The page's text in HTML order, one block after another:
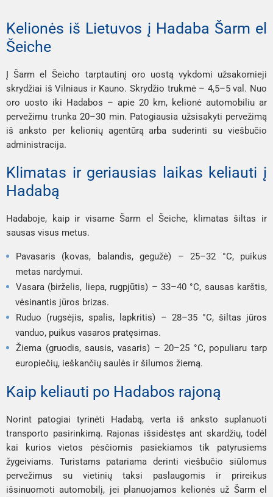
Kelionės iš Lietuvos į Hadaba Šarm el
Šeiche
Į Šarm el Šeicho tarptautinį oro uostą vykdomi užsakomieji
skrydžiai iš Vilniaus ir Kauno. Skrydžio trukmė – 4,5–5 val. Nuo
oro uosto iki Hadabos – apie 20 km, kelionė automobiliu ar
pervežimu trunka 20–30 min. Patogiausia užsisakyti pervežimą
iš anksto per kelionių agentūrą arba suderinti su viešbučio
administracija.
Klimatas ir geriausias laikas keliauti į
Hadabą
Hadaboje, kaip ir visame Šarm el Šeiche, klimatas šiltas ir
sausas visus metus.
Pavasaris (kovas, balandis, gegužė) – 25–32 °C, puikus
metas nardymui.
Vasara (birželis, liepa, rugpjūtis) – 33–40 °C, sausas karštis,
vėsinantis jūros brizas.
Ruduo (rugsėjis, spalis, lapkritis) – 28–35 °C, šiltas jūros
vanduo, puikus vasaros pratęsimas.
Žiema (gruodis, sausis, vasaris) – 20–25 °C, populiaru tarp
europiečių, ieškančių saulės ir šilumos žiemą.
Kaip keliauti po Hadabos rajoną
Norint patogiai tyrinėti Hadabą, verta iš anksto suplanuoti
transporto pasirinkimą. Rajonas išsidėstęs ant skardžių, todėl
kai kurios vietos pėsčiomis pasiekiamos tik patyrusiems
žygeiviams. Turistams patariama derinti viešbučio siūlomus
pervežimus su vietinių taksi paslaugomis ir prireikus
išsinuomoti automobilį, jei planuojamos kelionės už Šarm el